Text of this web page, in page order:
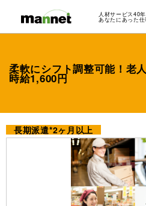
人材サービス40
あなたにあった
柔軟にシフト調整可能！老
時給1,600円
長期派遣*2ヶ月以上